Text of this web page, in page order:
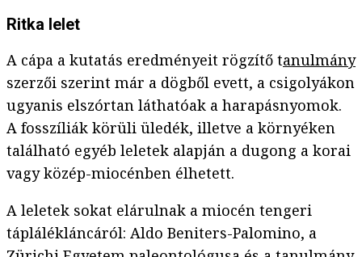
Ritka lelet
A cápa a kutatás eredményeit rögzítő tanulmány
szerzői szerint már a dögből evett, a csigolyákon
ugyanis elszórtan láthatóak a harapásnyomok.
A fosszíliák körüli üledék, illetve a környéken
található egyéb leletek alapján a dugong a korai
vagy közép-miocénben élhetett.
A leletek sokat elárulnak a miocén tengeri
táplálékláncáról: Aldo Beniters-Palomino, a